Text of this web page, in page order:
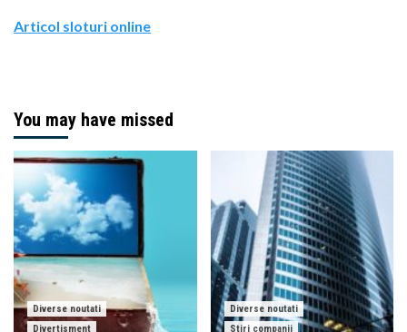
Articol sloturi online
You may have missed
Diverse noutati
Divertisment
Diverse noutati
Stiri companii